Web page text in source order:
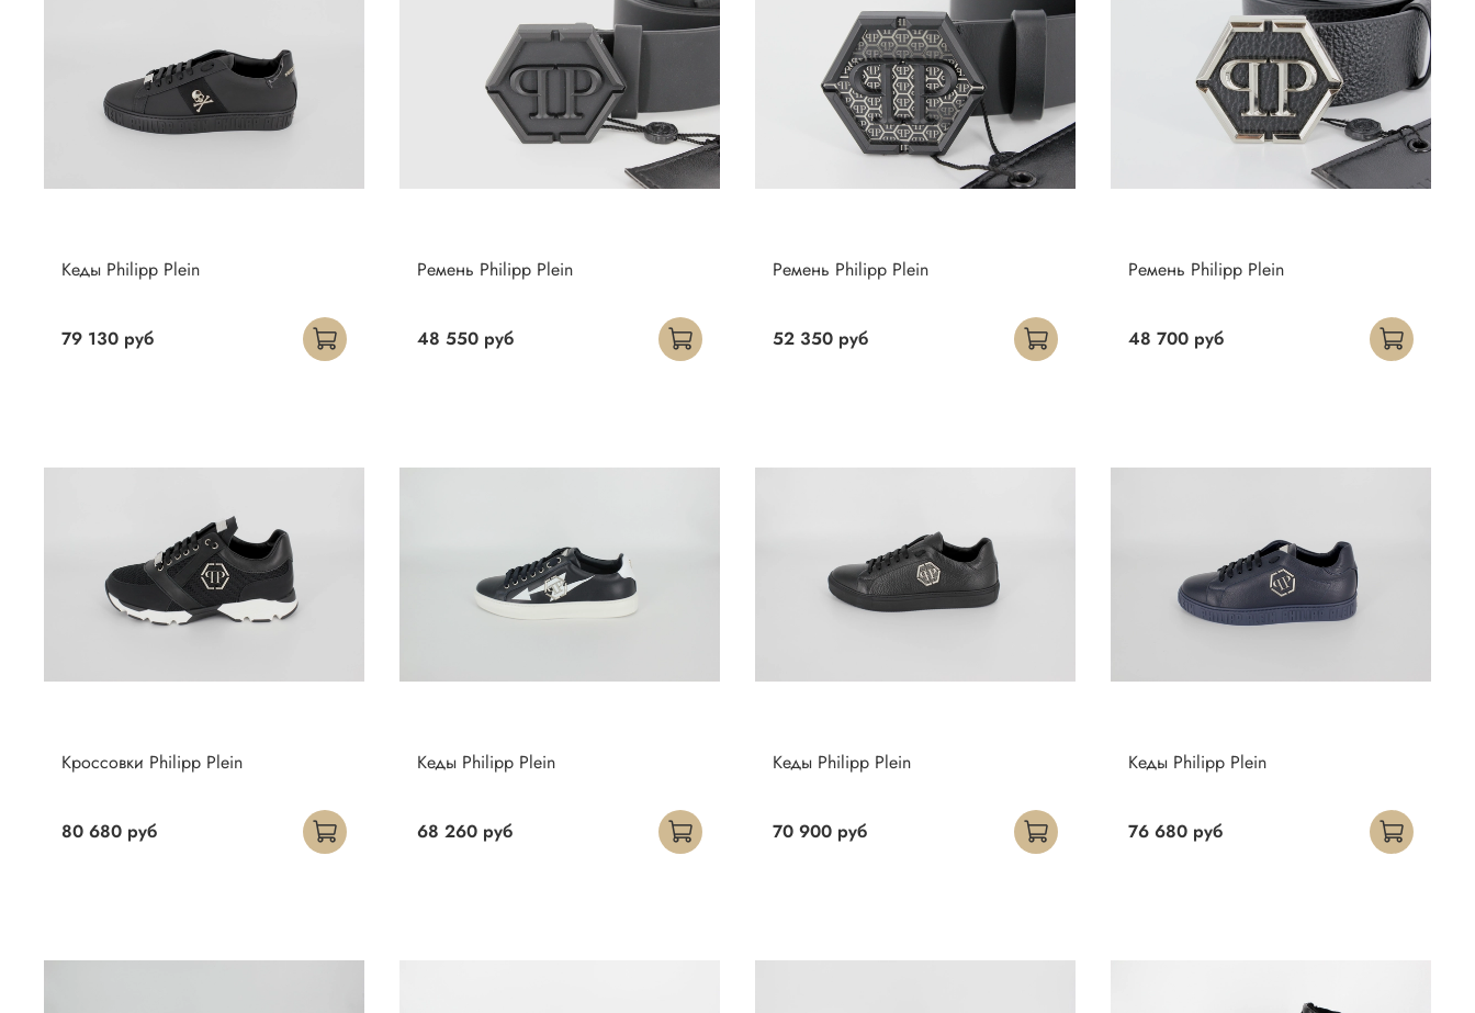
Кеды Philipp Plein
79 130 руб
Ремень Philipp Plein
48 550 руб
Ремень Philipp Plein
52 350 руб
Ремень Philipp Plein
48 700 руб
Кроссовки Philipp Plein
80 680 руб
Кеды Philipp Plein
68 260 руб
Кеды Philipp Plein
70 900 руб
Кеды Philipp Plein
76 680 руб